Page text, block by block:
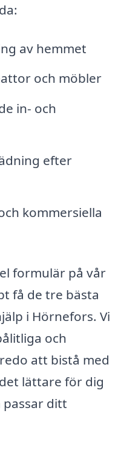
av hemmet
och möbler
in- och
efter
kommersiella
formulär på vår
få de tre bästa
i Hörnefors. Vi
och
att bistå med
lättare för dig
ditt